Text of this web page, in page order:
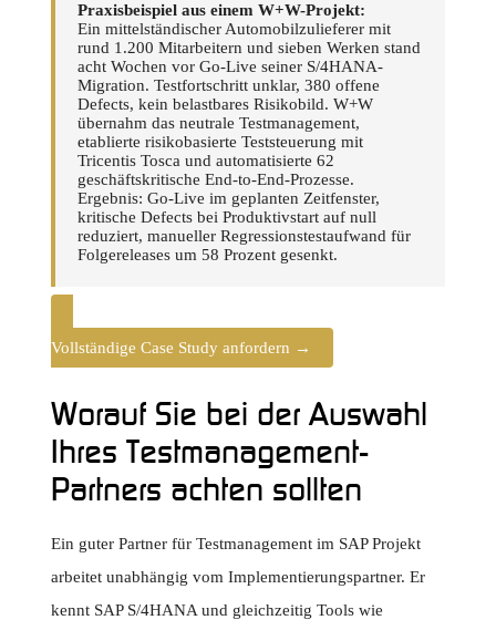
Praxisbeispiel aus einem W+W-Projekt:
Ein mittelständischer Automobilzulieferer mit
rund 1.200 Mitarbeitern und sieben Werken stand
acht Wochen vor Go-Live seiner S/4HANA-
Migration. Testfortschritt unklar, 380 offene
Defects, kein belastbares Risikobild. W+W
übernahm das neutrale Testmanagement,
etablierte risikobasierte Teststeuerung mit
Tricentis Tosca und automatisierte 62
geschäftskritische End-to-End-Prozesse.
Ergebnis: Go-Live im geplanten Zeitfenster,
kritische Defects bei Produktivstart auf null
reduziert, manueller Regressionstestaufwand für
Folgereleases um 58 Prozent gesenkt.
Vollständige Case Study anfordern →
Worauf Sie bei der Auswahl
Ihres Testmanagement-
Partners achten sollten
Ein guter Partner für Testmanagement im SAP Projekt
arbeitet unabhängig vom Implementierungspartner. Er
kennt SAP S/4HANA und gleichzeitig Tools wie